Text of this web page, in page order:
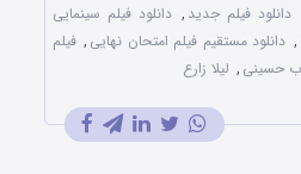
, دانلود فیلم سینمایی
فیلم امتحان نهایی ,فیلم
زارع